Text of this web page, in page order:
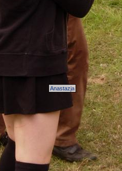
Anastazja